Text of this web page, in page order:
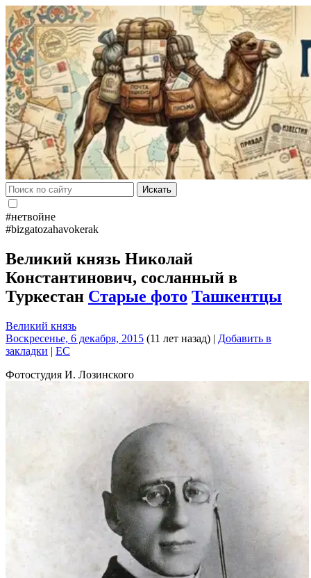
Искать
#нетвойне
#bizgatozahavokerak
Великий князь Николай
Константинович, сосланный в
Туркестан Старые фото Ташкентцы
Великий князь
Воскресенье, 6 декабря, 2015 (11 лет назад) | Добавить в
закладки | EC
Фотостудия И. Лозинского